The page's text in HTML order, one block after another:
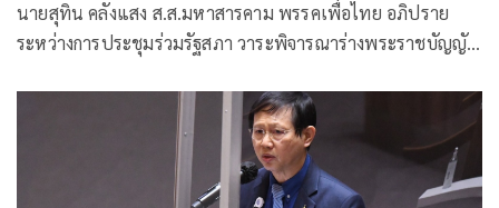
นายสุทิน คลังแสง ส.ส.มหาสารคาม พรรคเพื่อไทย อภิปราย
ระหว่างการประชุมร่วมรัฐสภา วาระพิจารณาร่างพระราชบัญญัติ